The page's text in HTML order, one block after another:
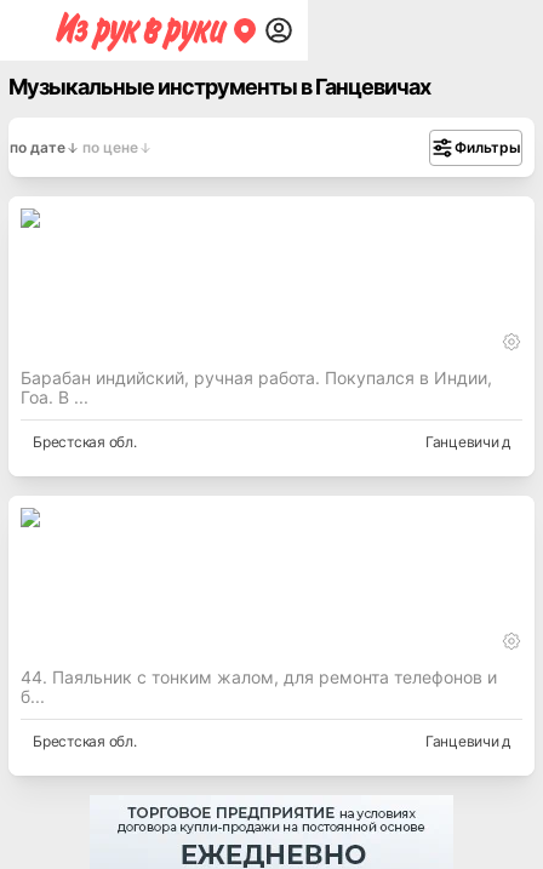
Музыкальные инструменты в Ганцевичах
по дате по цене Фильтры
Барабан индийский, ручная работа. Покупался в Индии,
Гоа. В ...
Брестская обл. Ганцевичи д
44. Паяльник с тонким жалом, для ремонта телефонов и
б...
Брестская обл. Ганцевичи д